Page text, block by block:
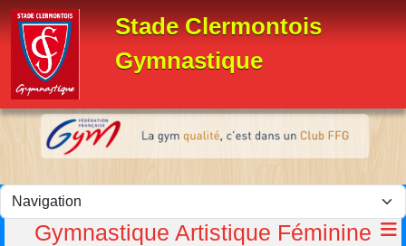
Stade Clermontois
Gymnastique
Gymnastique Artistique Féminine
Panneau de gestion des cookies